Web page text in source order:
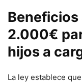
2.000€
hijos a
La ley establece